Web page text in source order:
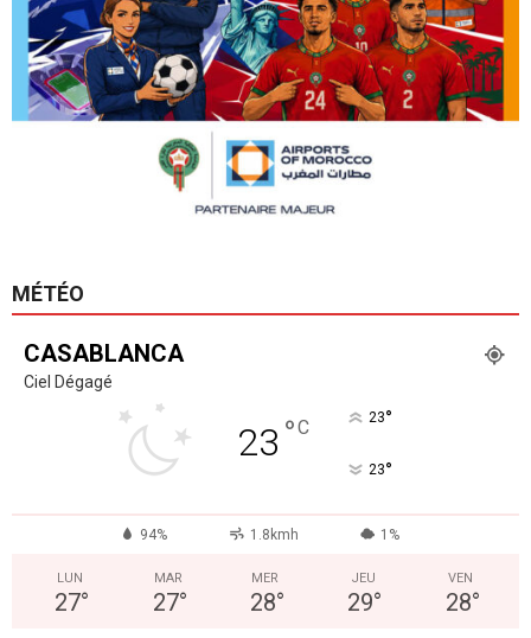
MÉTÉO
CASABLANCA
Ciel Dégagé
23 °C 23°
23°
94% 1.8kmh 1%
LUN
27°
MAR
27°
MER
28°
JEU
29°
VEN
28°